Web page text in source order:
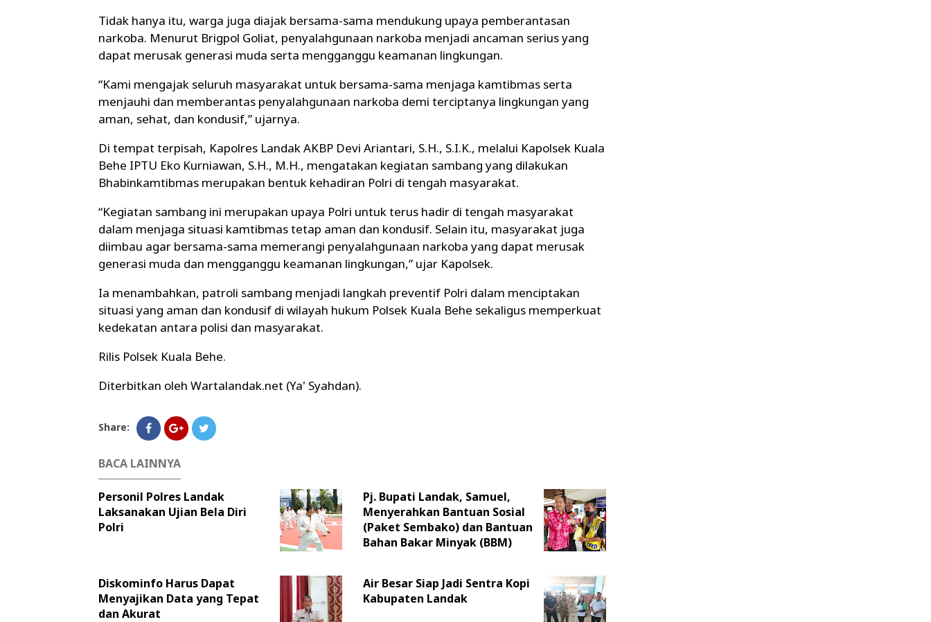
Tidak hanya itu, warga juga diajak bersama-sama mendukung upaya pemberantasan
narkoba. Menurut Brigpol Goliat, penyalahgunaan narkoba menjadi ancaman serius yang
dapat merusak generasi muda serta mengganggu keamanan lingkungan.
“Kami mengajak seluruh masyarakat untuk bersama-sama menjaga kamtibmas serta
menjauhi dan memberantas penyalahgunaan narkoba demi terciptanya lingkungan yang
aman, sehat, dan kondusif,” ujarnya.
Di tempat terpisah, Kapolres Landak AKBP Devi Ariantari, S.H., S.I.K., melalui Kapolsek Kuala
Behe IPTU Eko Kurniawan, S.H., M.H., mengatakan kegiatan sambang yang dilakukan
Bhabinkamtibmas merupakan bentuk kehadiran Polri di tengah masyarakat.
“Kegiatan sambang ini merupakan upaya Polri untuk terus hadir di tengah masyarakat
dalam menjaga situasi kamtibmas tetap aman dan kondusif. Selain itu, masyarakat juga
diimbau agar bersama-sama memerangi penyalahgunaan narkoba yang dapat merusak
generasi muda dan mengganggu keamanan lingkungan,” ujar Kapolsek.
Ia menambahkan, patroli sambang menjadi langkah preventif Polri dalam menciptakan
situasi yang aman dan kondusif di wilayah hukum Polsek Kuala Behe sekaligus memperkuat
kedekatan antara polisi dan masyarakat.
Rilis Polsek Kuala Behe.
Diterbitkan oleh Wartalandak.net (Ya' Syahdan).
Share:
BACA LAINNYA
Personil Polres Landak
Laksanakan Ujian Bela Diri
Polri
Pj. Bupati Landak, Samuel,
Menyerahkan Bantuan Sosial
(Paket Sembako) dan Bantuan
Bahan Bakar Minyak (BBM)
Diskominfo Harus Dapat
Menyajikan Data yang Tepat
dan Akurat
Air Besar Siap Jadi Sentra Kopi
Kabupaten Landak